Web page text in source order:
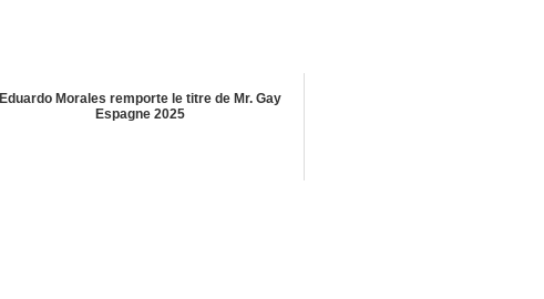
Eduardo Morales remporte le titre de Mr. Gay
Espagne 2025